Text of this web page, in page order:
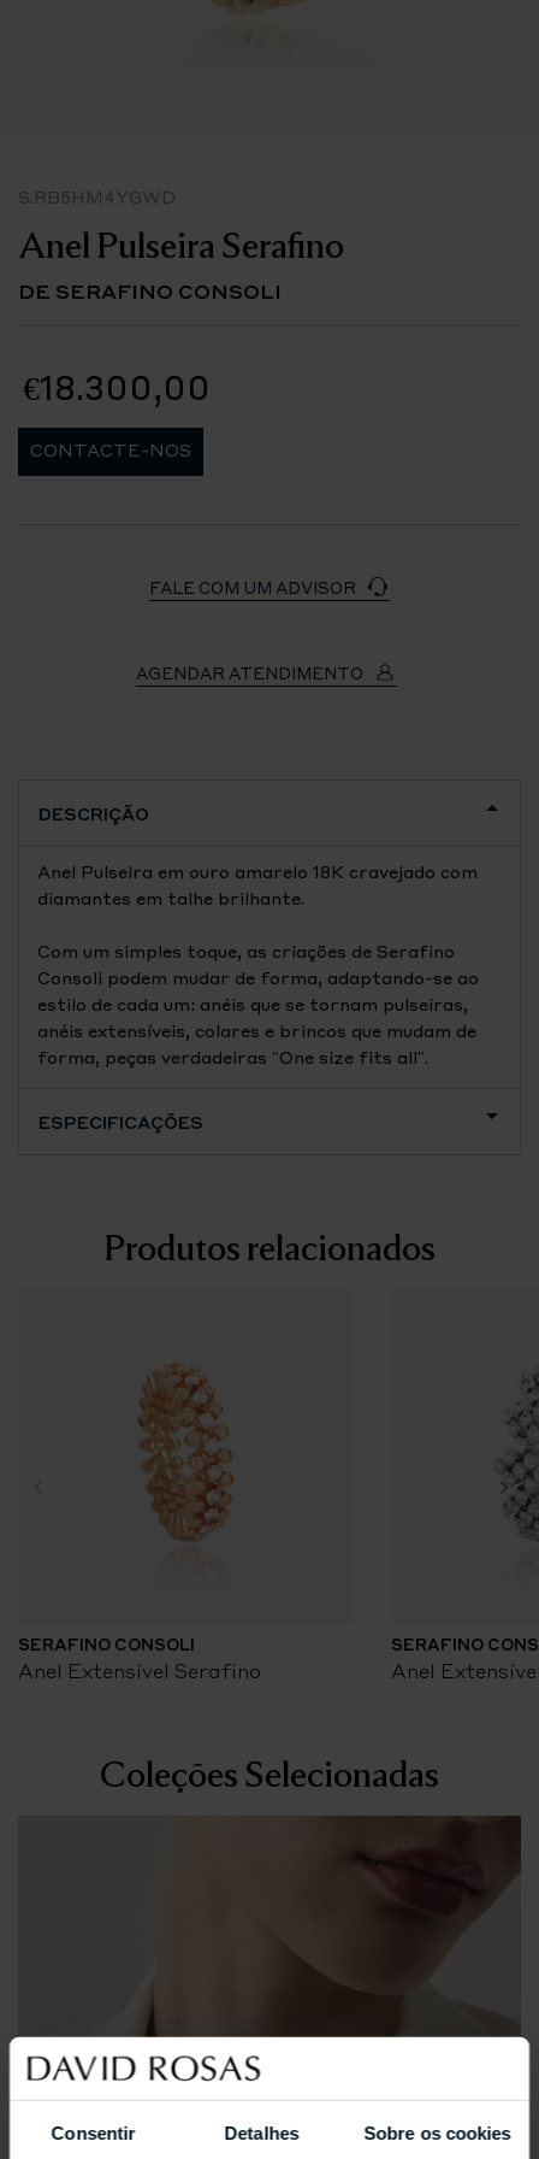
Consentir Detalhes Sobre os cookies
S.RB5HM4YGWD
Anel Pulseira Serafino
DE SERAFINO CONSOLI
€18.300,00
CONTACTE-NOS
FALE COM UM ADVISOR
AGENDAR ATENDIMENTO
DESCRIÇÃO
Anel Pulseira em ouro amarelo 18K cravejado com
diamantes em talhe brilhante.
Com um simples toque, as criações de Serafino
Consoli podem mudar de forma, adaptando-se ao
estilo de cada um: anéis que se tornam pulseiras,
anéis extensíveis, colares e brincos que mudam de
forma, peças verdadeiras "One size fits all".
ESPECIFICAÇÕES
Produtos relacionados
SERAFINO CONSOLI
Anel Extensível Serafino
SERAFINO
Anel
Coleções Selecionadas